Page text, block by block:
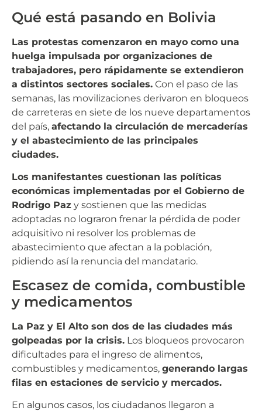
Qué está pasando en Bolivia
Las protestas comenzaron en mayo como una
huelga impulsada por organizaciones de
trabajadores, pero rápidamente se extendieron
a distintos sectores sociales. Con el paso de las
semanas, las movilizaciones derivaron en bloqueos
de carreteras en siete de los nueve departamentos
del país, afectando la circulación de mercaderías
y el abastecimiento de las principales
ciudades.
Los manifestantes cuestionan las políticas
económicas implementadas por el Gobierno de
Rodrigo Paz y sostienen que las medidas
adoptadas no lograron frenar la pérdida de poder
adquisitivo ni resolver los problemas de
abastecimiento que afectan a la población,
pidiendo así la renuncia del mandatario.
Escasez de comida, combustible
y medicamentos
La Paz y El Alto son dos de las ciudades más
golpeadas por la crisis. Los bloqueos provocaron
dificultades para el ingreso de alimentos,
combustibles y medicamentos, generando largas
filas en estaciones de servicio y mercados.
En algunos casos, los ciudadanos llegaron a